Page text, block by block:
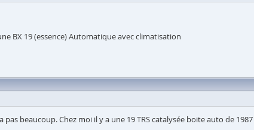
BX 19 (essence) Automatique avec climatisation
pas beaucoup. Chez moi il y a une 19 TRS catalysée boite auto de